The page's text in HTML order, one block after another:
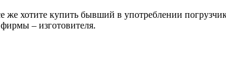
же хотите купить бывший в употреблении
– изготовителя.